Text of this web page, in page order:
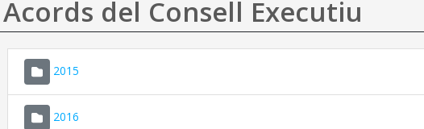
Acords del Consell Executiu
2015
2016